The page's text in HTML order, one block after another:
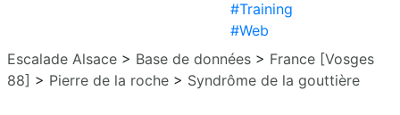
#Training
#Web
Escalade Alsace > Base de données > France [Vosges
88] > Pierre de la roche > Syndrôme de la gouttière